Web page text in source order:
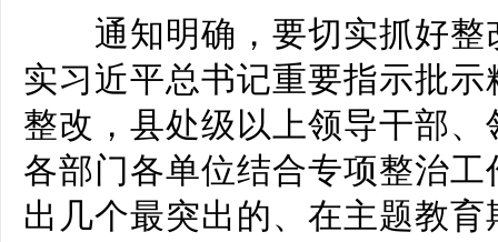
通知明确，要切实抓好整
实习近平总书记重要指示批
整改，县处级以上领导干部
各部门各单位结合专项整治
出几个最突出的、在主题教